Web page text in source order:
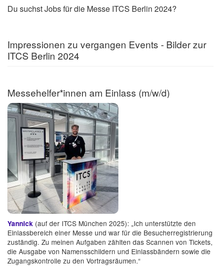
Du suchst Jobs für die Messe ITCS Berlin 2024?
Impressionen zu vergangen Events - Bilder zur
ITCS Berlin 2024
Messehelfer*innen am Einlass (m/w/d)
Yannick (auf der ITCS München 2025): „Ich unterstützte den
Einlassbereich einer Messe und war für die Besucherregistrierung
zuständig. Zu meinen Aufgaben zählten das Scannen von Tickets,
die Ausgabe von Namensschildern und Einlassbändern sowie die
Zugangskontrolle zu den Vortragsräumen.“